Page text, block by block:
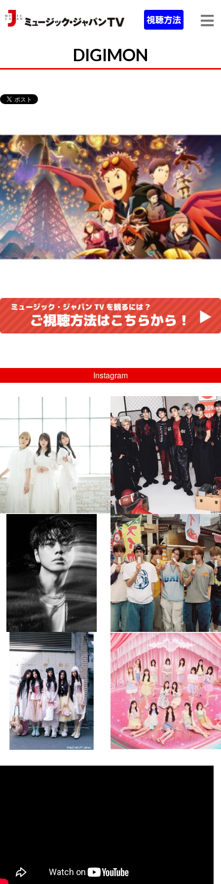
DIGIMON
Instagram
...
8月 4
4 0
musicjapantv
💡08/05(水)23:00特番放送！
...
8月 4
4 0
musicjapantv
💡8月特番放送決定！
...
8月 4
84 0
musicjapantv
💡8月特番放送決定！
...
8月 4
5 0
musicjapantv
💡8月特番放送決定！
8月 4
1 0
musicjapantv
💡8月特番放送決定！
...
8月 4
1 0